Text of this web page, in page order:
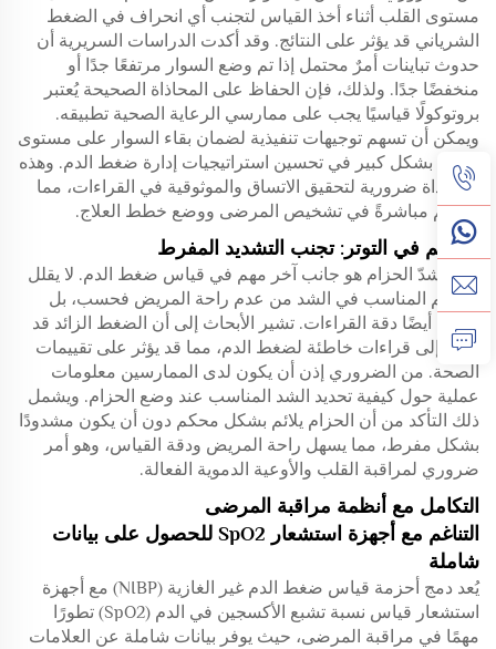
مستوى القلب أثناء أخذ القياس لتجنب أي انحراف في الضغط
الشرياني قد يؤثر على النتائج. وقد أكدت الدراسات السريرية أن
حدوث تباينات أمرٌ محتمل إذا تم وضع السوار مرتفعًا جدًا أو
منخفضًا جدًا. ولذلك، فإن الحفاظ على المحاذاة الصحيحة يُعتبر
بروتوكولًا قياسيًا يجب على ممارسي الرعاية الصحية تطبيقه.
ويمكن أن تسهم توجيهات تنفيذية لضمان بقاء السوار على مستوى
القلب بشكل كبير في تحسين استراتيجيات إدارة ضغط الدم. وهذه
المحاذاة ضرورية لتحقيق الاتساق والموثوقية في القراءات، مما
يساهم مباشرةً في تشخيص المرضى ووضع خطط العلاج.
التحكم في التوتر: تجنب التشديد المفرط
إدارة شدّ الحزام هو جانب آخر مهم في قياس ضغط الدم. لا يقلل
التحكم المناسب في الشد من عدم راحة المريض فحسب، بل
يضمن أيضًا دقة القراءات. تشير الأبحاث إلى أن الضغط الزائد قد
يؤدي إلى قراءات خاطئة لضغط الدم، مما قد يؤثر على تقييمات
الصحة. من الضروري إذن أن يكون لدى الممارسين معلومات
عملية حول كيفية تحديد الشد المناسب عند وضع الحزام. ويشمل
ذلك التأكد من أن الحزام يلائم بشكل محكم دون أن يكون مشدودًا
بشكل مفرط، مما يسهل راحة المريض ودقة القياس، وهو أمر
ضروري لمراقبة القلب والأوعية الدموية الفعالة.
التكامل مع أنظمة مراقبة المرضى
التناغم مع أجهزة استشعار SpO2 للحصول على بيانات
شاملة
يُعد دمج أحزمة قياس ضغط الدم غير الغازية (NIBP) مع أجهزة
استشعار قياس نسبة تشبع الأكسجين في الدم (SpO2) تطورًا
مهمًا في مراقبة المرضى، حيث يوفر بيانات شاملة عن العلامات